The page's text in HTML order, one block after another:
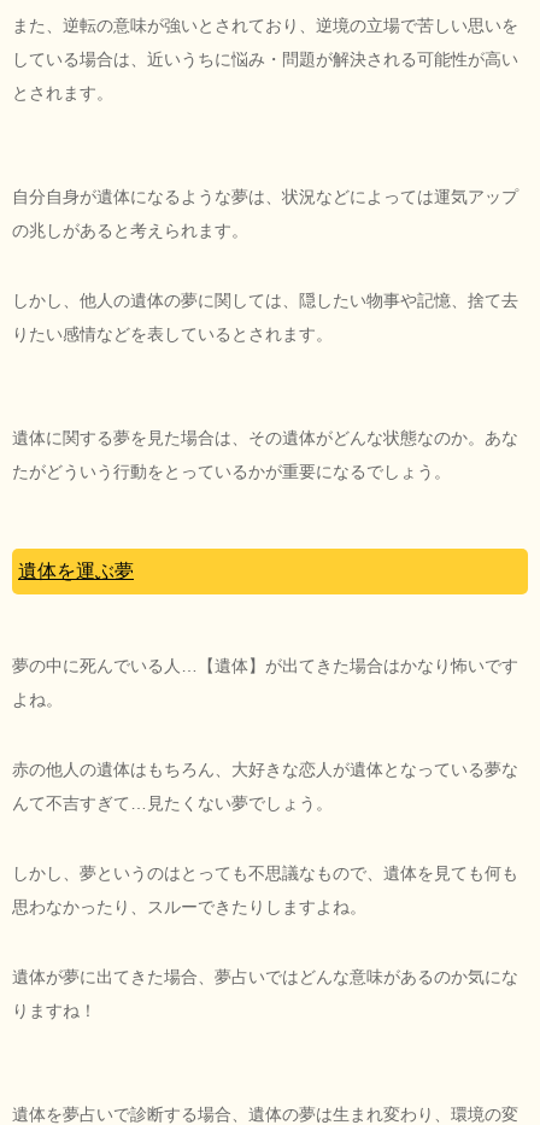
また、逆転の意味が強いとされており、逆境の立場で苦しい思いを
している場合は、近いうちに悩み・問題が解決される可能性が高い
とされます。
自分自身が遺体になるような夢は、状況などによっては運気アップ
の兆しがあると考えられます。
しかし、他人の遺体の夢に関しては、隠したい物事や記憶、捨て去
りたい感情などを表しているとされます。
遺体に関する夢を見た場合は、その遺体がどんな状態なのか。あな
たがどういう行動をとっているかが重要になるでしょう。
遺体を運ぶ夢
夢の中に死んでいる人…【遺体】が出てきた場合はかなり怖いです
よね。
赤の他人の遺体はもちろん、大好きな恋人が遺体となっている夢な
んて不吉すぎて…見たくない夢でしょう。
しかし、夢というのはとっても不思議なもので、遺体を見ても何も
思わなかったり、スルーできたりしますよね。
遺体が夢に出てきた場合、夢占いではどんな意味があるのか気にな
りますね！
遺体を夢占いで診断する場合、遺体の夢は生まれ変わり、環境の変